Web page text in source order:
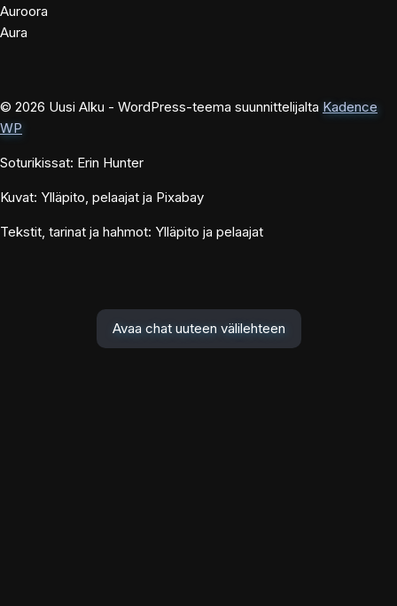
Auroora
Aura
© 2026 Uusi Alku - WordPress-teema suunnittelijalta Kadence
WP
Soturikissat: Erin Hunter
Kuvat: Ylläpito, pelaajat ja Pixabay
Tekstit, tarinat ja hahmot: Ylläpito ja pelaajat
Avaa chat uuteen välilehteen